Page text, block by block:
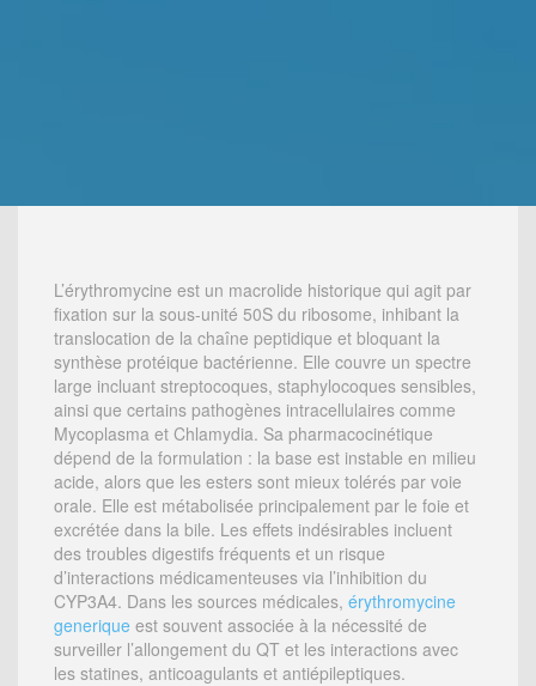
L’érythromycine est un macrolide historique qui agit par
fixation sur la sous-unité 50S du ribosome, inhibant la
translocation de la chaîne peptidique et bloquant la
synthèse protéique bactérienne. Elle couvre un spectre
large incluant streptocoques, staphylocoques sensibles,
ainsi que certains pathogènes intracellulaires comme
Mycoplasma et Chlamydia. Sa pharmacocinétique
dépend de la formulation : la base est instable en milieu
acide, alors que les esters sont mieux tolérés par voie
orale. Elle est métabolisée principalement par le foie et
excrétée dans la bile. Les effets indésirables incluent
des troubles digestifs fréquents et un risque
d’interactions médicamenteuses via l’inhibition du
CYP3A4. Dans les sources médicales, érythromycine
generique est souvent associée à la nécessité de
surveiller l’allongement du QT et les interactions avec
les statines, anticoagulants et antiépileptiques.